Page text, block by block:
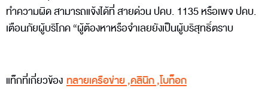
ทำความผิด สามารถแจ้งได้ที่ สายด่วน ปคบ. 1135 หรือเพจ ปคบ.
เตือนภัยผู้บริโภค “ผู้ต้องหาหรือจําเลยยังเป็นผู้บริสุทธิ์ตราบ
แท็กที่เกี่ยวข้อง ทลายเครือข่าย,คลินิก,โบท็อก